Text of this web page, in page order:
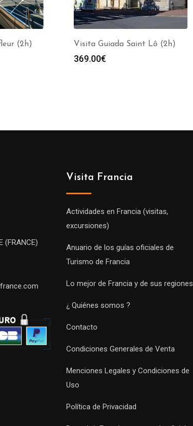
(2h) Visita Guiada Saint Lô (2h)
369.00€
(FRANCE)
Visita Francia
Actividades en Francia (visitas,
excursiones)
Anuario de los guías oficiales de
Turismo de Francia
Lo mejor de Francia y de sus regiones
¿ Quiénes somos ?
Contacto
Condiciones Generales de Venta
Menciones Legales y Condiciones de
Uso
Política de Privacidad